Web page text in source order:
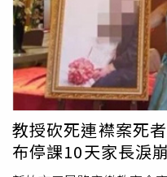
原因，未必是年輕女性能
三者的年齡、外貌或條
論外遇對象是年輕或年長
真正值得討論的，是婚姻
流，以及當事人是否選
透過背叛伴侶來解決；至
情感需求、相處模式、自
素，並非僅憑年齡或外貌就
鬧離婚怎麼辦？」博恩毫
小孩都可以給老婆，我只
場笑翻。眼看博恩滔滔
吐槽：「怎麼我去上你主
真？！」《百分百娛樂》
9點於八大綜合台首播，
YouTube頻道上架。而節
持，電視台將於明（22日
口舉辦回饋活動，由沈玉
教授砍死連襟案死
布停課10天家長淚